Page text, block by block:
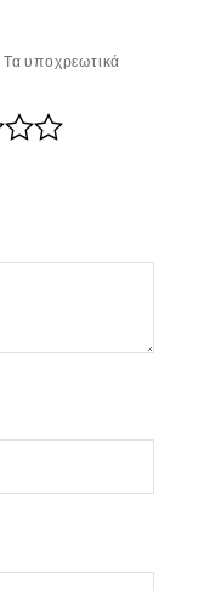
Τα υποχρεωτικά